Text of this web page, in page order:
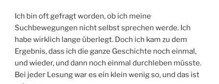
Ich bin oft gefragt worden, ob ich meine
Suchbewegungen nicht selbst sprechen werde. Ich
habe wirklich lange überlegt. Doch ich kam zu dem
Ergebnis, dass ich die ganze Geschichte noch einmal,
und wieder, und dann noch einmal durchleben müsste.
Bei jeder Lesung war es ein klein wenig so, und das ist